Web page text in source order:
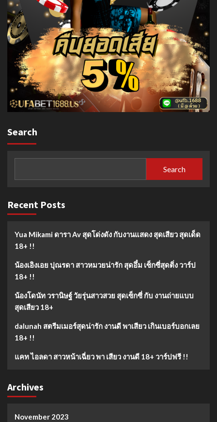
Search
Search
Recent Posts
Yua Mikami ดารา Av สุดโด่งดัง กับงานแสดง สุดเสียว สุดเด็ด
18+ !!
น้องเอิงเอย ปุณรดา สาวหมวยน่ารัก สุดอึ๋ม เซ็กซี่สุดติ่ง วาร์ป
18+ !!
น้องโดนัท วรานิษฐ์ วัยรุ่นสาวสวย สุดเซ็กซี่ กับ งานถ่ายแบบ
สุดเสียว 18+
dalunah สตรีมเมอร์สุดน่ารัก งานดี พาเสียว เกินเบอร์บอกเลย
18+ !!
แคท ไอลดา สาวหน้าเฉี่ยว พา เสียว งานดี 18+ วาร์ปฟรี !!
Archives
November 2023